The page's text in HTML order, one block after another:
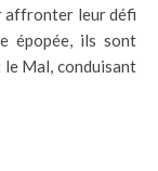
affronter leur défi
épopée, ils sont
le Mal, conduisant